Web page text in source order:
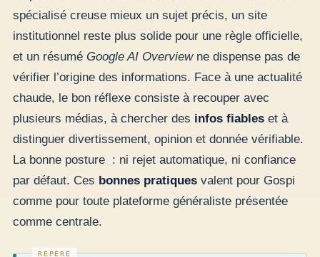
spécialisé creuse mieux un sujet précis, un site
institutionnel reste plus solide pour une règle officielle,
et un résumé Google AI Overviewne dispense pas de
vérifier l’origine des informations. Face à une actualité
chaude, le bon réflexe consiste à recouper avec
plusieurs médias, à chercher des infos fiables et à
distinguer divertissement, opinion et donnée vérifiable.
La bonne posture : ni rejet automatique, ni confiance
par défaut. Ces bonnes pratiques valent pour Gospi
comme pour toute plateforme généraliste présentée
comme centrale.